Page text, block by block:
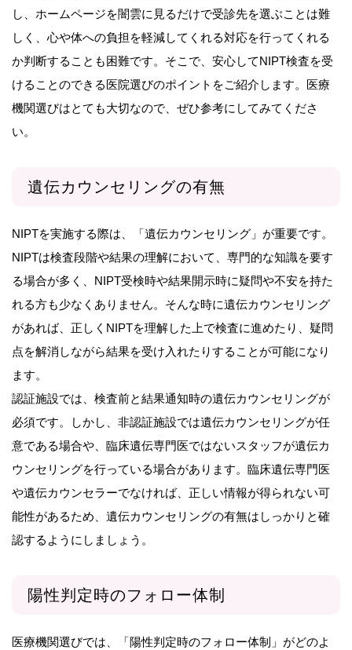
し、ホームページを闇雲に見るだけで受診先を選ぶことは難
しく、心や体への負担を軽減してくれる対応を行ってくれる
か判断することも困難です。そこで、安心してNIPT検査を受
けることのできる医院選びのポイントをご紹介します。医療
機関選びはとても大切なので、ぜひ参考にしてみてくださ
い。
遺伝カウンセリングの有無
NIPTを実施する際は、「遺伝カウンセリング」が重要です。
NIPTは検査段階や結果の理解において、専門的な知識を要す
る場合が多く、NIPT受検時や結果開示時に疑問や不安を持た
れる方も少なくありません。そんな時に遺伝カウンセリング
があれば、正しくNIPTを理解した上で検査に進めたり、疑問
点を解消しながら結果を受け入れたりすることが可能になり
ます。
認証施設では、検査前と結果通知時の遺伝カウンセリングが
必須です。しかし、非認証施設では遺伝カウンセリングが任
意である場合や、臨床遺伝専門医ではないスタッフが遺伝カ
ウンセリングを行っている場合があります。臨床遺伝専門医
や遺伝カウンセラーでなければ、正しい情報が得られない可
能性があるため、遺伝カウンセリングの有無はしっかりと確
認するようにしましょう。
陽性判定時のフォロー体制
医療機関選びでは、「陽性判定時のフォロー体制」がどのよ